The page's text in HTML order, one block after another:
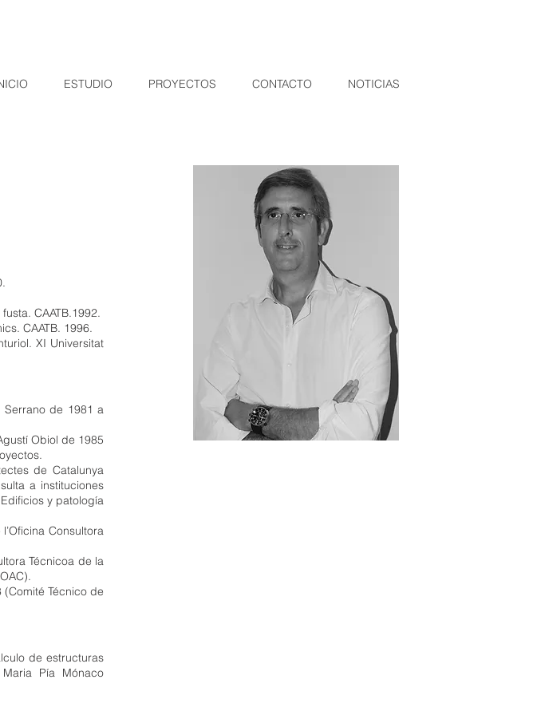
ESTUDIO PROYECTOS CONTACTO NOTICIAS
CAATB.1992.
CAATB. 1996.
XI Universitat
de 1981 a
Obiol de 1985
de Catalunya
a instituciones
y patología
Consultora
Técnicoa de la
Técnico de
de estructuras
Pía Mónaco